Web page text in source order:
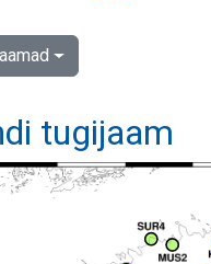
tugijaam